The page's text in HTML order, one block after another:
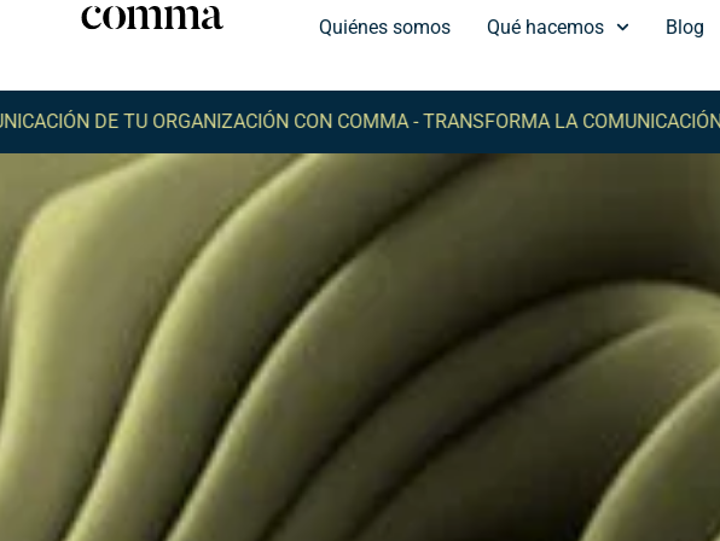
Quiénes somos Qué hacemos Blog
ORGANIZACIÓN CON COMMA -TRANSFORMA LA COMUNICACIÓN DE TU